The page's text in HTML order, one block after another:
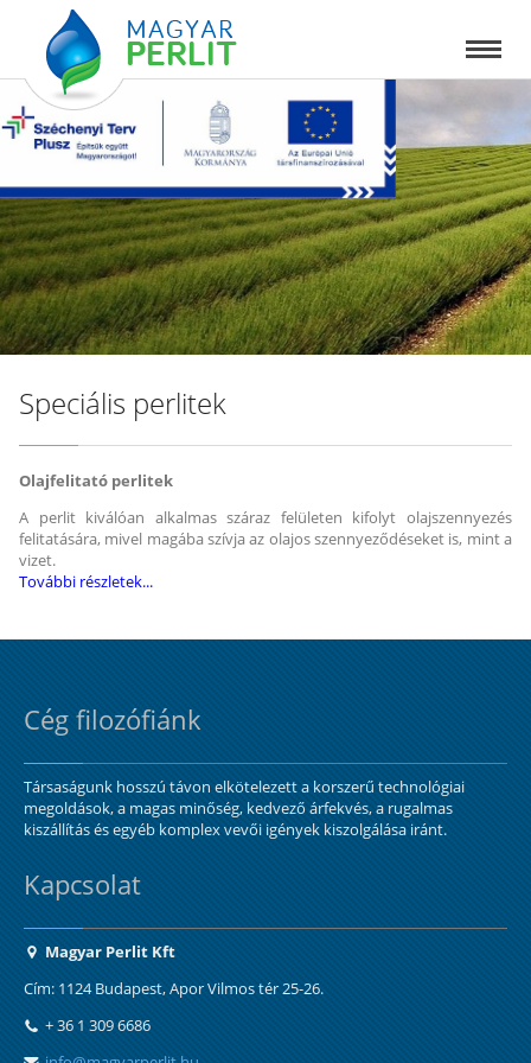
Speciális perlitek
Olajfelitató perlitek
A perlit kiválóan alkalmas száraz felületen kifolyt olajszennyezés
felitatására, mivel magába szívja az olajos szennyeződéseket is, mint a
vizet.
További részletek...
Cég filozófiánk
Társaságunk hosszú távon elkötelezett a korszerű technológiai
megoldások, a magas minőség, kedvező árfekvés, a rugalmas
kiszállítás és egyéb komplex vevői igények kiszolgálása iránt.
Kapcsolat
Magyar Perlit Kft
Cím: 1124 Budapest, Apor Vilmos tér 25-26.
+ 36 1 309 6686